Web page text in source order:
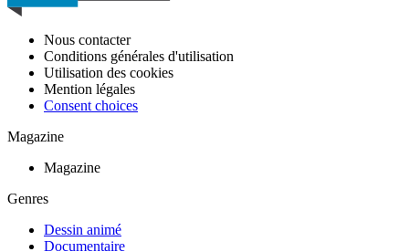
Nous contacter
Conditions générales d'utilisation
Utilisation des cookies
Mention légales
Consent choices
Magazine
Magazine
Genres
Dessin animé
Documentaire